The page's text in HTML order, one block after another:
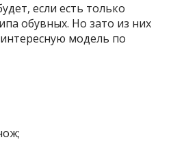
если есть только
обувных. Но зато из них
модель по